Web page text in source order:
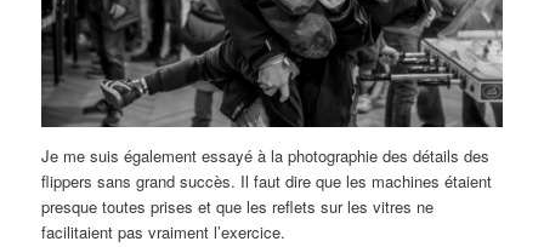
Je me suis également essayé à la photographie des détails des
flippers sans grand succès. Il faut dire que les machines étaient
presque toutes prises et que les reflets sur les vitres ne
facilitaient pas vraiment l’exercice.